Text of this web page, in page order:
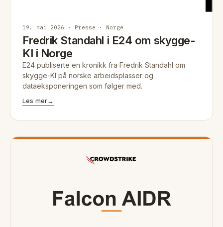
19. mai 2026 · Presse · Norge
Fredrik Standahl i E24 om skygge-
KI i Norge
E24 publiserte en kronikk fra Fredrik Standahl om
skygge-KI på norske arbeidsplasser og
dataeksponeringen som følger med.
Les mer→